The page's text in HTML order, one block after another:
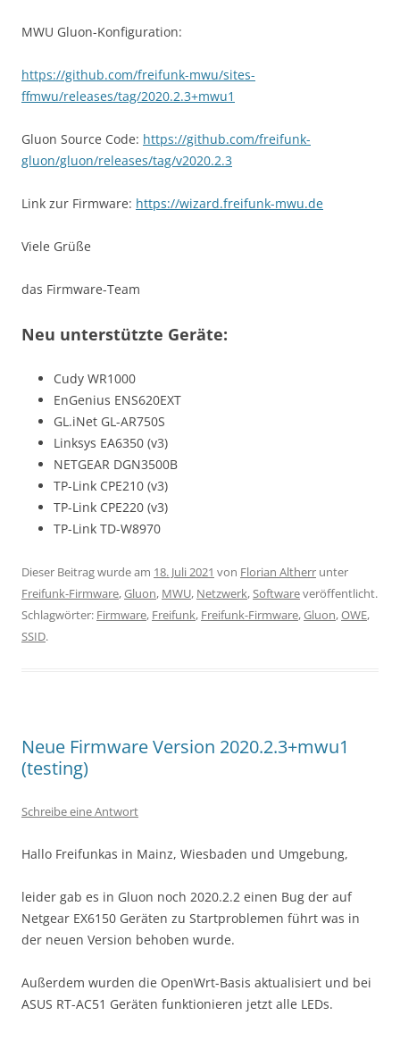
MWU Gluon-Konfiguration:
https://github.com/freifunk-mwu/sites-
ffmwu/releases/tag/2020.2.3+mwu1
Gluon Source Code: https://github.com/freifunk-
gluon/gluon/releases/tag/v2020.2.3
Link zur Firmware: https://wizard.freifunk-mwu.de
Viele Grüße
das Firmware-Team
Neu unterstützte Geräte:
Cudy WR1000
EnGenius ENS620EXT
GL.iNet GL-AR750S
Linksys EA6350 (v3)
NETGEAR DGN3500B
TP-Link CPE210 (v3)
TP-Link CPE220 (v3)
TP-Link TD-W8970
Dieser Beitrag wurde am 18. Juli 2021 von Florian Altherr unter
Freifunk-Firmware,Gluon, MWU, Netzwerk,Softwareveröffentlicht.
Schlagwörter: Firmware, Freifunk, Freifunk-Firmware,Gluon,OWE,
SSID.
Neue Firmware Version 2020.2.3+mwu1
(testing)
Schreibe eine Antwort
Hallo Freifunkas in Mainz, Wiesbaden und Umgebung,
leider gab es in Gluon noch 2020.2.2 einen Bug der auf
Netgear EX6150 Geräten zu Startproblemen führt was in
der neuen Version behoben wurde.
Außerdem wurden die OpenWrt-Basis aktualisiert und bei
ASUS RT-AC51 Geräten funktionieren jetzt alle LEDs.